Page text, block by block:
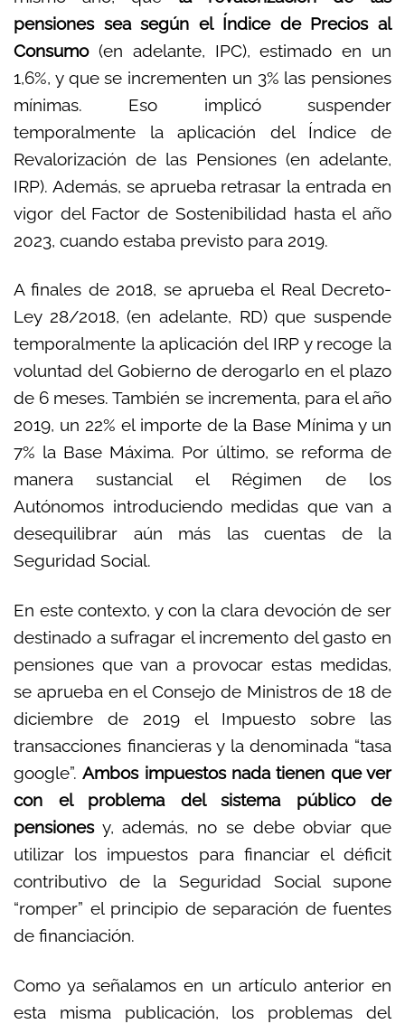
pensiones sea según el Índice de Precios al
Consumo(en adelante, IPC), estimado en un
1,6%, y que se incrementen un 3% las pensiones
mínimas. Eso implicó suspender
temporalmente la aplicación del Índice de
Revalorización de las Pensiones (en adelante,
IRP). Además, se aprueba retrasar la entrada en
vigor del Factor de Sostenibilidad hasta el año
2023, cuando estaba previsto para 2019.
A finales de 2018, se aprueba el Real Decreto-
Ley 28/2018, (en adelante, RD) que suspende
temporalmente la aplicación del IRP y recoge la
voluntad del Gobierno de derogarlo en el plazo
de 6 meses. También se incrementa, para el año
2019, un 22% el importe de la Base Mínima y un
7% la Base Máxima. Por último, se reforma de
manera sustancial el Régimen de los
Autónomos introduciendo medidas que van a
desequilibrar aún más las cuentas de la
Seguridad Social.
En este contexto, y con la clara devoción de ser
destinado a sufragar el incremento del gasto en
pensiones que van a provocar estas medidas,
se aprueba en el Consejo de Ministros de 18 de
diciembre de 2019 el Impuesto sobre las
transacciones financieras y la denominada “tasa
google”.Ambos impuestos nada tienen que ver
con el problema del sistema público de
pensionesy, además, no se debe obviar que
utilizar los impuestos para financiar el déficit
contributivo de la Seguridad Social supone
“romper” el principio de separación de fuentes
de financiación.
Como ya señalamos en un artículo anterior en
esta misma publicación, los problemas del